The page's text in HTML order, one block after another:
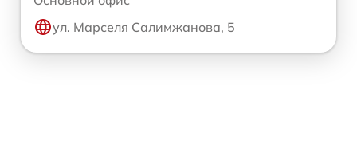
ул. Марселя Салимжанова, 5